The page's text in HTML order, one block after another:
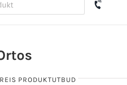
PRODUKTUTBUD